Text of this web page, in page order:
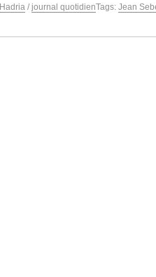
/ journal quotidienTags: Jean